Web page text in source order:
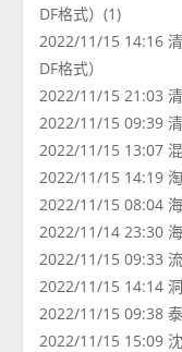
DF格式）(1)
2022/11/15 14:16
DF格式）
2022/11/15 21:03
2022/11/15 09:39
2022/11/15 13:07
2022/11/15 14:19
2022/11/15 08:04
2022/11/14 23:30
2022/11/15 09:33
2022/11/15 14:14
2022/11/15 09:38
2022/11/15 15:09